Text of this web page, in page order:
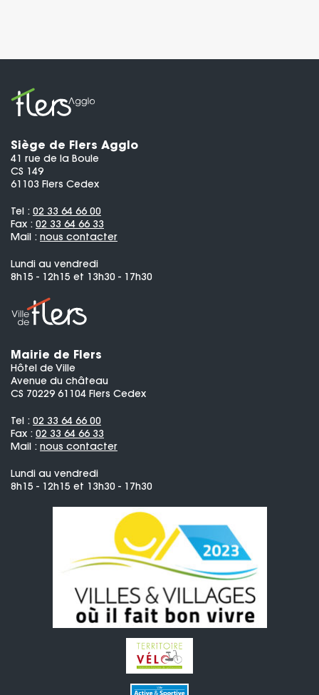
Siège de Flers Agglo
41 rue de la Boule
CS 149
61103 Flers Cedex
Tel : 02 33 64 66 00
Fax : 02 33 64 66 33
Mail : nous contacter
Lundi au vendredi
8h15 - 12h15 et 13h30 - 17h30
Mairie de Flers
Hôtel de Ville
Avenue du château
CS 70229 61104 Flers Cedex
Tel : 02 33 64 66 00
Fax : 02 33 64 66 33
Mail : nous contacter
Lundi au vendredi
8h15 - 12h15 et 13h30 - 17h30